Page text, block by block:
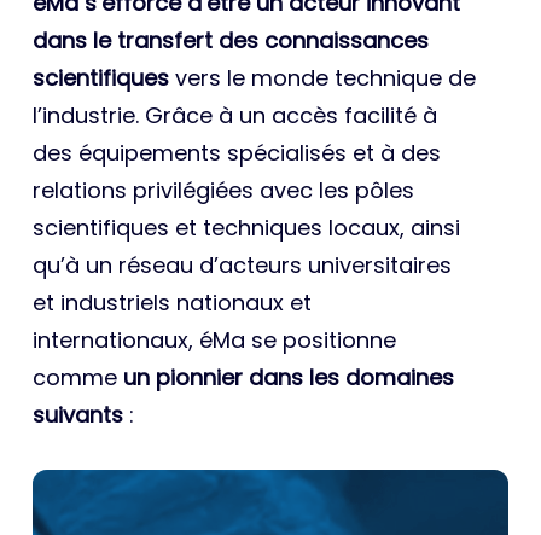
dans le transfert des connaissances
scientifiques vers le monde technique de
l’industrie. Grâce à un accès facilité à
des équipements spécialisés et à des
relations privilégiées avec les pôles
scientifiques et techniques locaux, ainsi
qu’à un réseau d’acteurs universitaires
et industriels nationaux et
internationaux, éMa se positionne
comme un pionnier dans les domaines
suivants :